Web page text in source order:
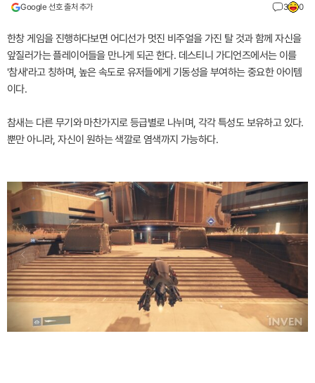
Google 선호 출처 추가 3 0
한창 게임을 진행하다보면 어디선가 멋진 비주얼을 가진 탈 것과 함께 자신을
앞질러가는 플레이어들을 만나게 되곤 한다. 데스티니 가디언즈에서는 이를
'참새'라고 칭하며, 높은 속도로 유저들에게 기동성을 부여하는 중요한 아이템
이다.
참새는 다른 무기와 마찬가지로 등급별로 나뉘며, 각각 특성도 보유하고 있다.
뿐만 아니라, 자신이 원하는 색깔로 염색까지 가능하다.